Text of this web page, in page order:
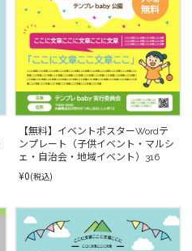
【無料】イベントポスターWordテ
ンプレート（子供イベント・マルシ
ェ・自治会・地域イベント）316
¥0(税込)